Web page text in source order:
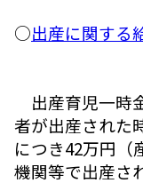
○出産に関する
出産育児一時
者が出産された
につき42万円（
機関等で出産さ